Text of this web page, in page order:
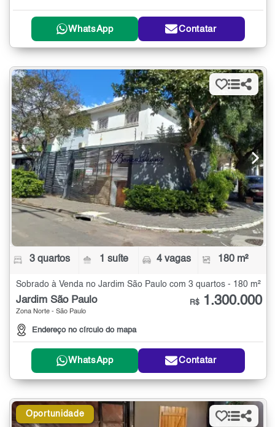
WhatsApp Contatar
3 quartos 1 suíte 4 vagas 180 m²
Sobrado à Venda no Jardim São Paulo com 3 quartos - 180 m²
Jardim São Paulo
Zona Norte - São Paulo
Endereço no círculo do mapa
R$ 1.300.000
WhatsApp Contatar
Oportunidade